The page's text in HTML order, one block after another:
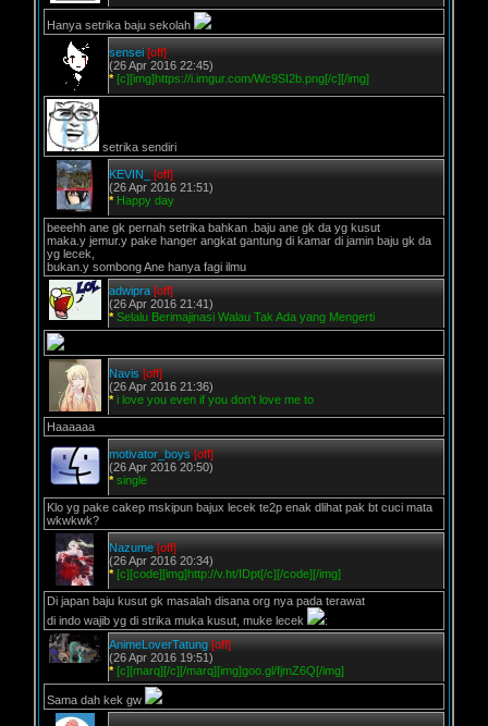
Hanya setrika baju sekolah
sensei [off]
(26 Apr 2016 22:45)
* [c][img]https://i.imgur.com/Wc9SI2b.png[/c][/img]
setrika sendiri
KEVIN_
[off]
(26 Apr 2016 21:51)
* Happy day
beeehh ane gk pernah setrika bahkan .baju ane gk da yg kusut
maka.y jemur.y pake hanger angkat gantung di kamar di jamin baju gk da
yg lecek,
bukan.y sombong Ane hanya fagi ilmu
adwipra [off]
(26 Apr 2016 21:41)
* Selalu Berimajinasi Walau Tak Ada yang Mengerti
Navis [off]
(26 Apr 2016 21:36)
* i love you even if you don't love me to
Haaaaaa
motivator_boys [off]
(26 Apr 2016 20:50)
* single
Klo yg pake cakep mskipun bajux lecek te2p enak dlihat pak bt cuci mata
wkwkwk?
Nazume [off]
(26 Apr 2016 20:34)
* [c][code][img]http://v.ht/IDpt[/c][/code][/img]
Di japan baju kusut gk masalah disana org nya pada terawat
di indo wajib yg di strika muka kusut, muke lecek
:
AnimeLoverTatung [off]
(26 Apr 2016 19:51)
* [c][marq][/c][/marq][img]goo.gl/fjmZ6Q[/img]
Sama dah kek gw